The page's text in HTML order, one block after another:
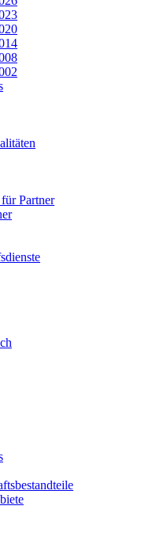
Partner